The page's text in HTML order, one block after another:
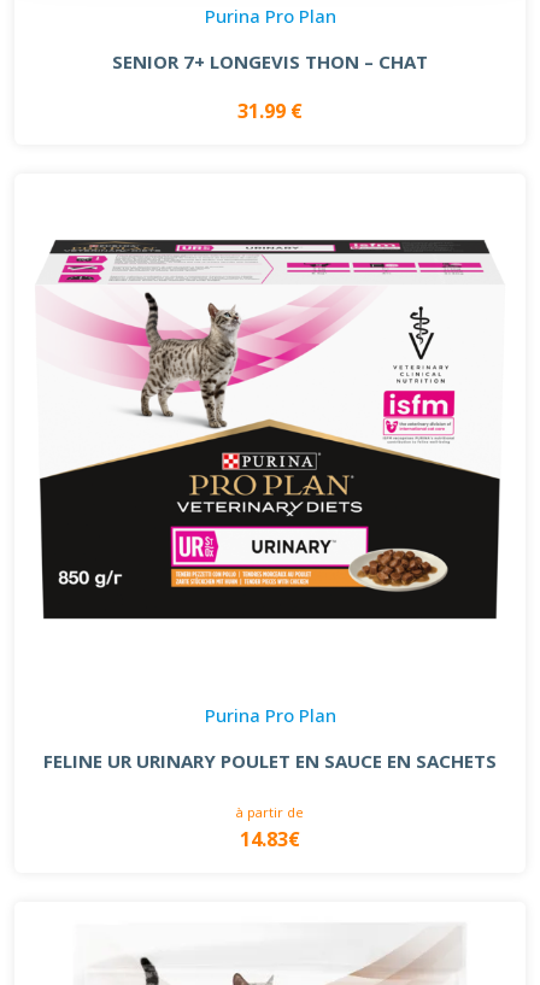
Purina Pro Plan
SENIOR 7+ LONGEVIS THON – CHAT
31.99 €
Purina Pro Plan
FELINE UR URINARY POULET EN SAUCE EN SACHETS
à partir de
14.83€